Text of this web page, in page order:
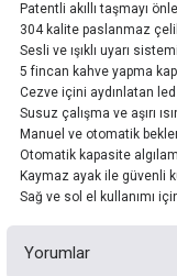
Patentli akıllı taşmayı
304 kalite paslanmaz
Sesli ve ışıklı uyarı sistemi
5 fincan kahve yapma
Cezve içini aydınlatan
Susuz çalışma ve aşırı
Manuel ve otomatik
Otomatik kapasite
Kaymaz ayak ile güvenli
Sağ ve sol el kullanımı
Yorumlar